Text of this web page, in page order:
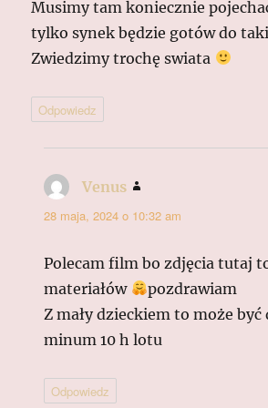
Musimy tam koniecznie
tylko synek będzie gotów do
Zwiedzimy trochę swiata
Odpowiedz
Venus
28 maja, 2024 o 10:32 am
Polecam film bo zdjęcia tutaj
materiałów
pozdrawiam
Z mały dzieckiem to może
minum 10 h lotu
Odpowiedz